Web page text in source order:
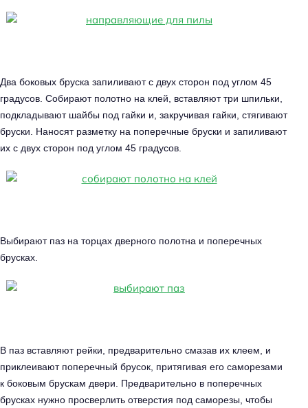
Два боковых бруска запиливают с двух сторон под углом 45
градусов. Собирают полотно на клей, вставляют три шпильки,
подкладывают шайбы под гайки и, закручивая гайки, стягивают
бруски. Наносят разметку на поперечные бруски и запиливают
их с двух сторон под углом 45 градусов.
Выбирают паз на торцах дверного полотна и поперечных
брусках.
В паз вставляют рейки, предварительно смазав их клеем, и
приклеивают поперечный брусок, притягивая его саморезами
к боковым брускам двери. Предварительно в поперечных
брусках нужно просверлить отверстия под саморезы, чтобы